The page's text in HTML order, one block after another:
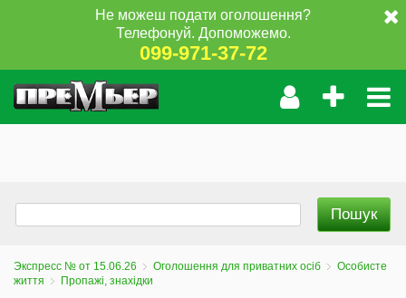
Не можеш подати оголошення?
Телефонуй. Допоможемо.
099-971-37-72
Экспресс № от 15.06.26 Оголошення для приватних осіб
Особисте
життя
Пропажі, знахідки